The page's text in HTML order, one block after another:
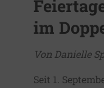
im
Von Danielle
Seit 1.